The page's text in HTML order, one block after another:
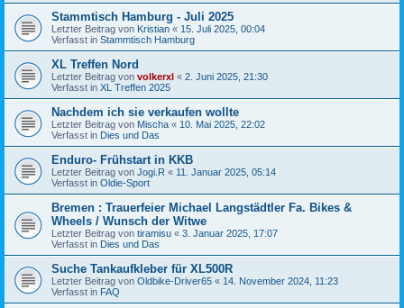
Stammtisch Hamburg - Juli 2025
Letzter Beitrag von Kristian « 15. Juli 2025, 00:04
Verfasst in Stammtisch Hamburg
XL Treffen Nord
Letzter Beitrag von volkerxl « 2. Juni 2025, 21:30
Verfasst in XL Treffen 2025
Nachdem ich sie verkaufen wollte
Letzter Beitrag von Mischa « 10. Mai 2025, 22:02
Verfasst in Dies und Das
Enduro- Frühstart in KKB
Letzter Beitrag von Jogi.R « 11. Januar 2025, 05:14
Verfasst in Oldie-Sport
Bremen : Trauerfeier Michael Langstädtler Fa. Bikes &
Wheels / Wunsch der Witwe
Letzter Beitrag von tiramisu « 3. Januar 2025, 17:07
Verfasst in Dies und Das
Suche Tankaufkleber für XL500R
Letzter Beitrag von Oldbike-Driver65 « 14. November 2024, 11:23
Verfasst in FAQ